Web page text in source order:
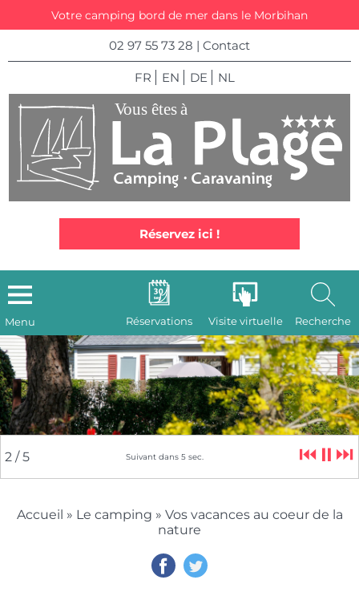
Votre camping bord de mer dans le Morbihan
02 97 55 73 28 | Contact
FR EN DE NL
Réservations Visite virtuelle Recherche
Réservez ici !
2 / 5 Suivant dans 4 sec. ⏮ ⏸ ⏭
Menu
Accueil » Le camping » Vos vacances au coeur de la
nature